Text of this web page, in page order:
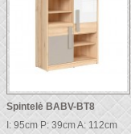
Spintelė BABV-BT8
I: 95cm P: 39cm A: 112cm